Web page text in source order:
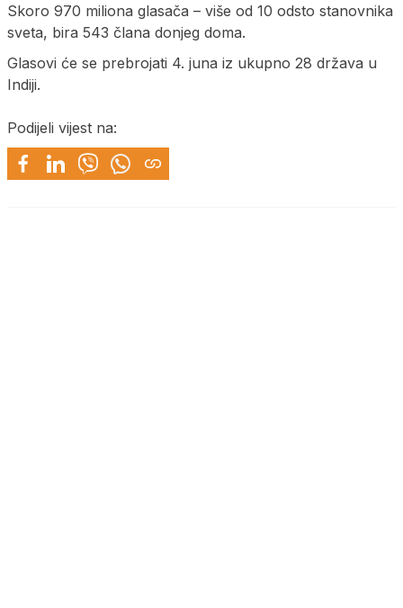
Skoro 970 miliona glasača – više od 10 odsto stanovnika
sveta, bira 543 člana donjeg doma.
Glasovi će se prebrojati 4. juna iz ukupno 28 država u
Indiji.
Podijeli vijest na: